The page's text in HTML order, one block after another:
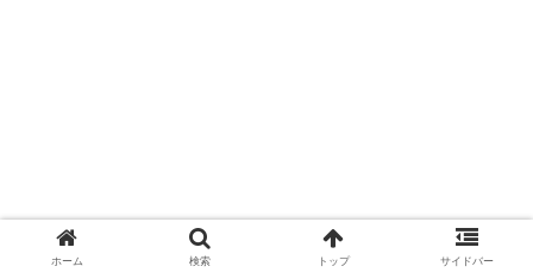
ホーム 検索 トップ サイドバー